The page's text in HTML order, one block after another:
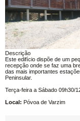
Descrição
Este edifício dispõe de um
recepção onde se faz uma
das mais importantes
Peninsular.
Terça-feira a Sábado 09h30/
Local: Póvoa de Varzim